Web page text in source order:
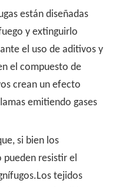
están diseñadas
y extinguirlo
el uso de aditivos y
el compuesto de
crean un efecto
emitiendo gases
si bien los
resistir el
tejidos